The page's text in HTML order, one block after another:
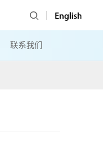
联系我们